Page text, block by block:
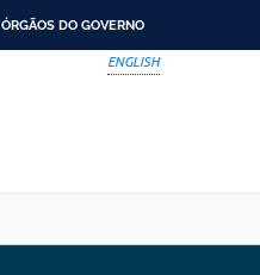
ÓRGÃOS DO GOVERNO
ENGLISH